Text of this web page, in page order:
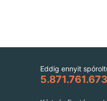
Eddig ennyit